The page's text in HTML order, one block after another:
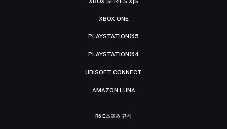
XBOX ONE
PLAYSTATION®5
PLAYSTATION®4
UBISOFT CONNECT
AMAZON LUNA
R6 E스포츠 규칙